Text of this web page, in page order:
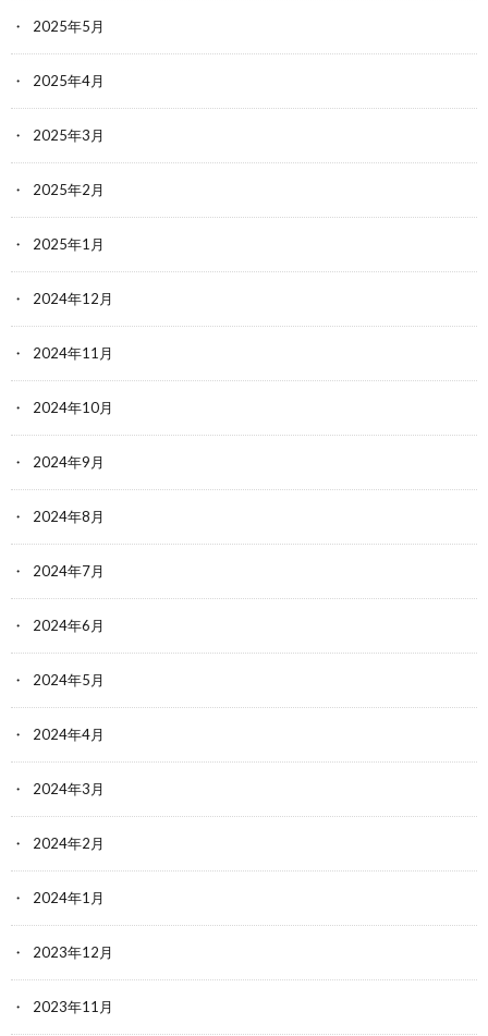
2025年5月
2025年4月
2025年3月
2025年2月
2025年1月
2024年12月
2024年11月
2024年10月
2024年9月
2024年8月
2024年7月
2024年6月
2024年5月
2024年4月
2024年3月
2024年2月
2024年1月
2023年12月
2023年11月